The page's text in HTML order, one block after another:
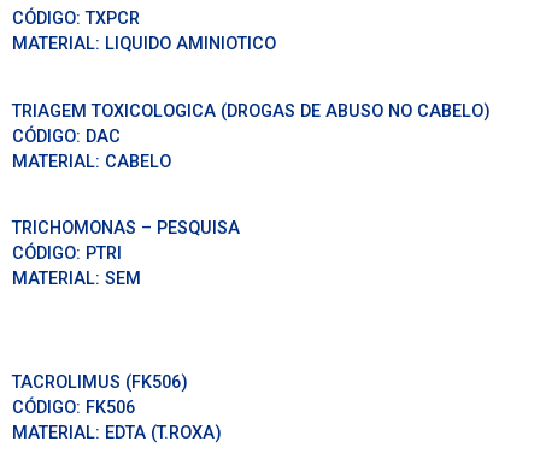
CÓDIGO: TXPCR
MATERIAL: LIQUIDO AMINIOTICO
TRIAGEM TOXICOLOGICA (DROGAS DE ABUSO NO CABELO)
CÓDIGO: DAC
MATERIAL: CABELO
TRICHOMONAS – PESQUISA
CÓDIGO: PTRI
MATERIAL: SEM
TACROLIMUS (FK506)
CÓDIGO: FK506
MATERIAL: EDTA (T.ROXA)